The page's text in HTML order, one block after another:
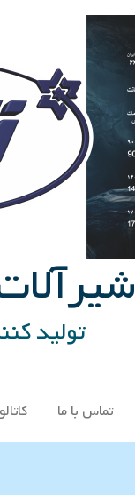
تولید
تماس با ما